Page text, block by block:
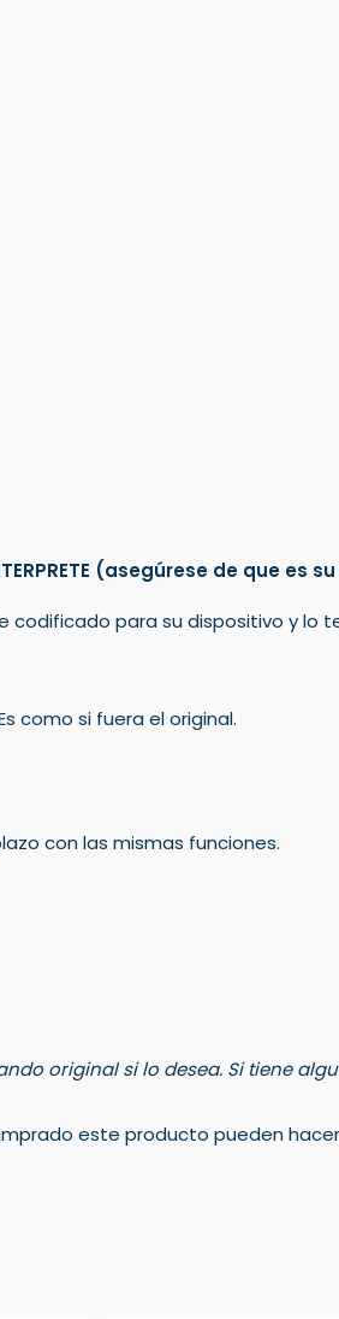
(asegúrese de que es
para su dispositivo y lo
como si fuera el original.
con las mismas funciones.
original si lo desea. Si tiene
este producto pueden